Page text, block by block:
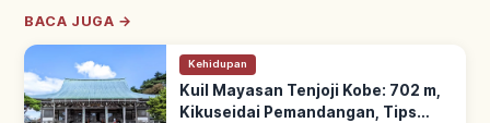
BACA JUGA →
Kehidupan
Kuil Mayasan Tenjoji Kobe: 702 m,
Kikuseidai Pemandangan, Tips